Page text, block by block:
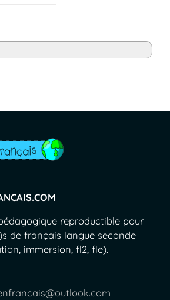
reproductible pour
de français langue seconde
immersion, fl2, fle).